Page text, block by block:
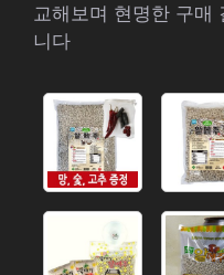
교해보며 현명한 구매
니다